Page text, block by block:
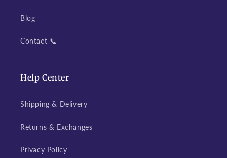
Blog
Contact 📞
Help Center
Shipping & Delivery
Returns & Exchanges
Privacy Policy